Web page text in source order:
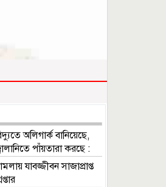
অলিগার্ক বানিয়েছে,
পাঁয়তারা করছে :
যাবজ্জীবন সাজাপ্রাপ্ত